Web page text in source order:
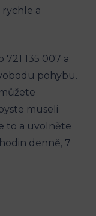
a
135 007 a
pohybu.
museli
to a uvolněte
denně, 7